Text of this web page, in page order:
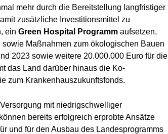
mehr durch die Bereitstellung langfristiger
zusätzliche Investitionsmittel zu
ein Green Hospital Programmaufsetzen,
Maßnahmen zum ökologischen Bauen
2023 sowie weitere 20.000.000 Euro für die
das Land darüber hinaus die Ko-
zum Krankenhauszukunftsfonds.
mit niedrigschwelliger
bereits erfolgreich erprobte Ansätze
und für den Ausbau des Landesprogramms